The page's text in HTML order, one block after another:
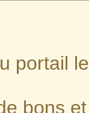
portail
bons